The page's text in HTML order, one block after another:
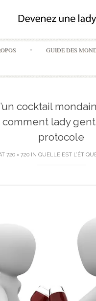
GUIDE DES
cocktail
lady
protocole
720 × 720IN QUELLE EST